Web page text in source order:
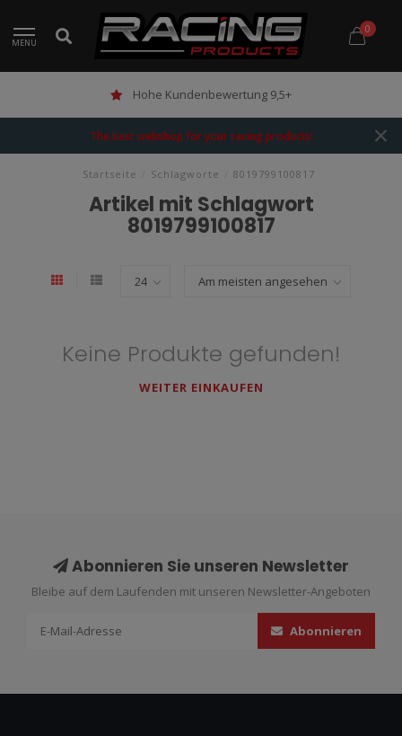
MENU
0
Hohe Kundenbewertung 9,5+
The best webshop for your racing products!
Startseite Schlagworte 8019799100817
Artikel mit Schlagwort
8019799100817
Keine Produkte gefunden!
WEITER EINKAUFEN
Abonnieren Sie unseren Newsletter
Bleibe auf dem Laufenden mit unseren Newsletter-Angeboten
Abonnieren